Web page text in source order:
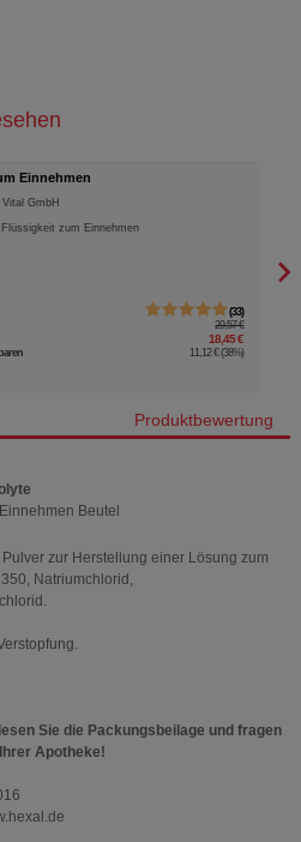
Norgine GmbH
100St Pulver zur Herstellung einer Lösung zum
72,92 €
Sie sparen 18,23 €
Produktbewertung
Beutel
zur Herstellung einer Lösung zum
Natriumchlorid,
Sie die Packungsbeilage und fragen
Apotheke!